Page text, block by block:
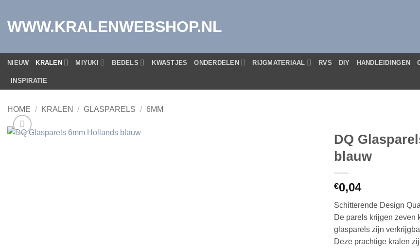
inhoud
WWW.KRALENWEBSHOP.NL
NIEUW KRALEN MIYUKI BEDELS KWASTJES ONDERDELEN RIJGMATERIAAL RVS DIY HANDLEIDINGEN
INSPIRATIE
HOME / KRALEN / GLASPARELS / 6MM
DQ
blauw
€0,04
Schitterende Design
De parels krijgen zeven
glasparels zijn
Deze prachtige kralen